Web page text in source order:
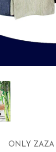
ONLY ZAZA